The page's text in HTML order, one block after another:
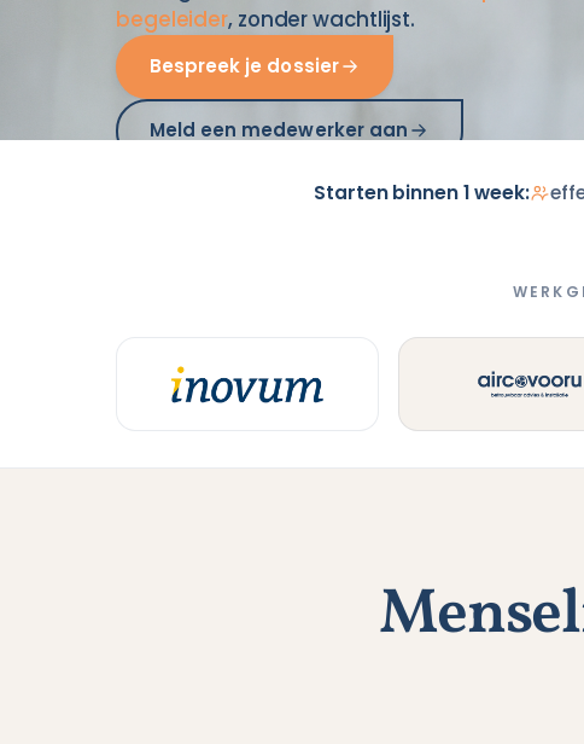
begeleider, zonder wachtlijst.
Bespreek je dossier
Meld een medewerker aan
Starten binnen 1 week: